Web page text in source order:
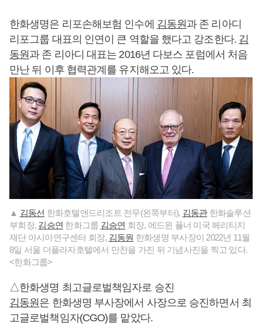
한화생명은 리포손해보험 인수에 김동원과 존 리아디
리포그룹 대표의 인연이 큰 역할을 했다고 강조한다. 김
동원과 존 리아디 대표는 2016년 다보스 포럼에서 처음
만난 뒤 이후 협력관계를 유지해오고 있다.
▲ 김동선 한화호텔앤드리조트 전무(왼쪽부터), 김동관한화솔루션
부회장, 김승연 한화그룹 김승연 회장, 에드윈 퓰너 미국 헤리티지
재단 아시아연구센터 회장, 김동원 한화생명 부사장이 2022년 11월
8일 서울 더플라자호텔에서 만찬을 가진 뒤 기념사진을 찍고 있다.
<한화그룹>
△한화생명 최고글로벌책임자로 승진
김동원은 한화생명 부사장에서 사장으로 승진하면서 최
고글로벌책임자(CGO)를 맡았다.